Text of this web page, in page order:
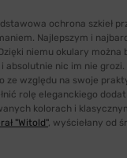
ochrona szkieł
Najlepszym i
niemu okulary można
absolutnie nic im nie
ze względu na swoje
rolę eleganckiego
kolorach i
"Witold", wyściełany od